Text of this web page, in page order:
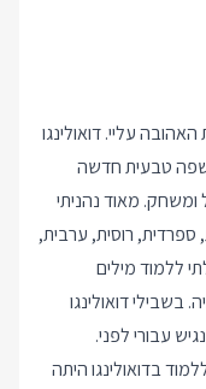
עליי. דואולינגו
טבעית חדשה
מאוד נהניתי
רוסית, ערבית,
ללמוד מילים
דואולינגו
עבורי לפני.
בדואולינגו היתה